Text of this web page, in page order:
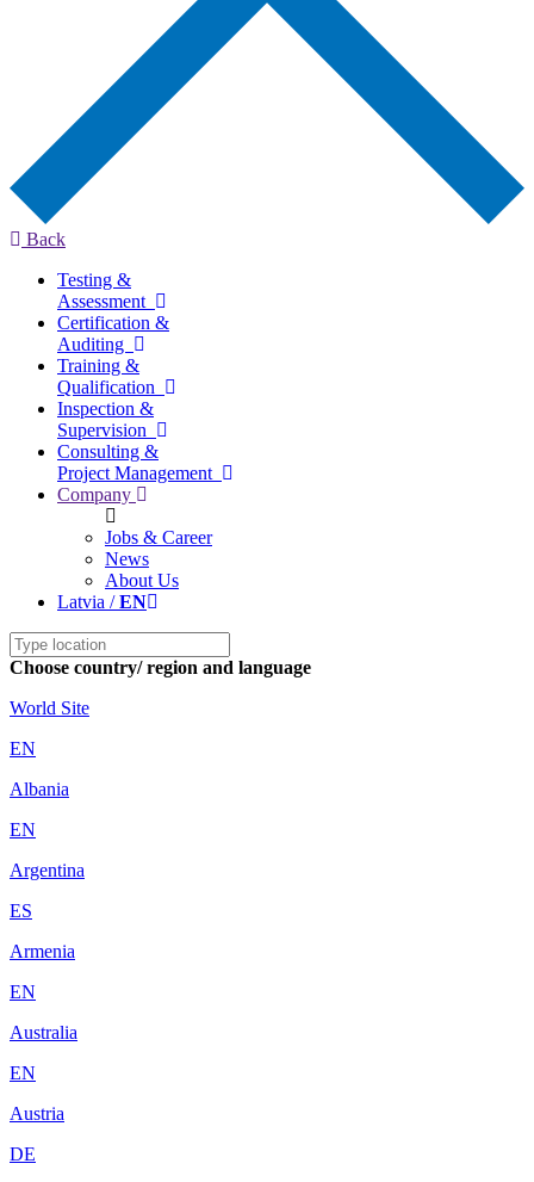
Back
Testing &
Assessment
Certification &
Auditing
Training &
Qualification
Inspection &
Supervision
Consulting &
Project Management
Company
Jobs & Career
News
About Us
Latvia /EN
Choose country/ region and language
World Site
EN
Albania
EN
Argentina
ES
Armenia
EN
Australia
EN
Austria
DE